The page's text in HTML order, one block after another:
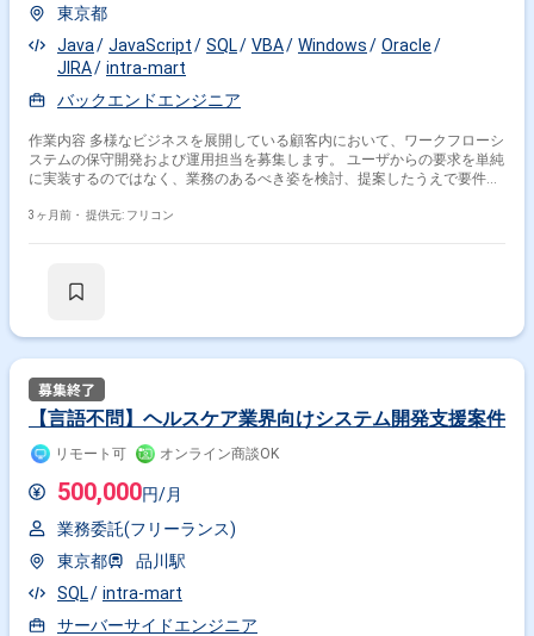
東京都
Java
JavaScript SQL VBA Windows
Oracle
JIRA
intra-mart
バックエンドエンジニア
作業内容 多様なビジネスを展開している顧客内において、ワークフローシ
ステムの保守開発および運用担当を募集します。 ユーザからの要求を単純
に実装するのではなく、業務のあるべき姿を検討、提案したうえで要件定
門の両組織を繋ぐ仕組みづくりを担うため、システムの知見だけでなく、
Confluence、Slack 開発マシン：Windows
3ヶ月前・ 提供元: フリコン
【言語不問】ヘルスケア業界向けシステム開発支援案件
リモート可 オンライン商談OK
500,000円/月
業務委託(フリーランス)
東京都
品川駅
SQL
intra-mart
サーバーサイドエンジニア